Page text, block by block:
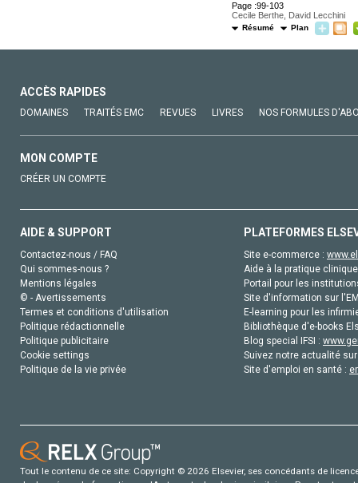
Page :99-103
Cecile Berthe, David Lecchini
Résumé Plan
ACCÈS RAPIDES
DOMAINES TRAITÉS EMC REVUES LIVRES NOS FORMULES
MON COMPTE
CRÉER UN COMPTE
AIDE & SUPPORT
Contactez-nous / FAQ
Qui sommes-nous ?
Mentions légales
© - Avertissements
Termes et conditions d'utilisation
Politique rédactionnelle
Politique publicitaire
Cookie settings
Politique de la vie privée
PLATEFORMES
Site e-commerce :
Aide à la pratique
Portail pour les
Site d'information sur
E-learning pour les
Bibliothèque d'e-books
Blog special IFSI :
Suivez notre actualité
Site d'emploi en santé :
Tout le contenu de ce site: Copyright © 2026 Elsevier, ses concédants de